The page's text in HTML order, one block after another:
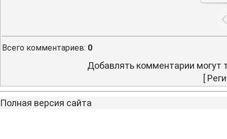
Всего комментариев: 0
Добавлять комментарии могут
[
Полная версия сайта